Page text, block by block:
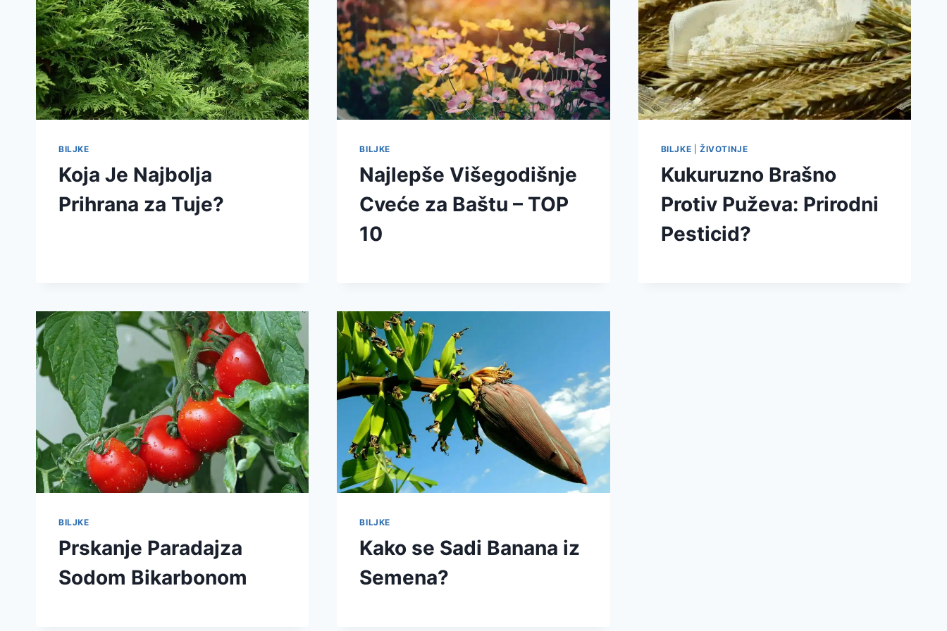
BILJKE
Koja Je Najbolja
Prihrana za Tuje?
BILJKE
Najlepše Višegodišnje
Cveće za Baštu – TOP
10
BILJKE |ŽIVOTINJE
Kukuruzno Brašno
Protiv Puževa: Prirodni
Pesticid?
BILJKE
Prskanje Paradajza
Sodom Bikarbonom
BILJKE
Kako se Sadi Banana iz
Semena?